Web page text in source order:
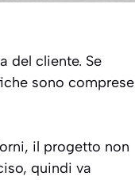
del cliente. Se
sono comprese
il progetto non
quindi va